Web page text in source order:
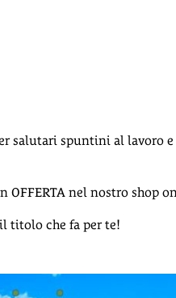
salutari spuntini al lavoro
OFFERTA nel nostro shop
titolo che fa per te!